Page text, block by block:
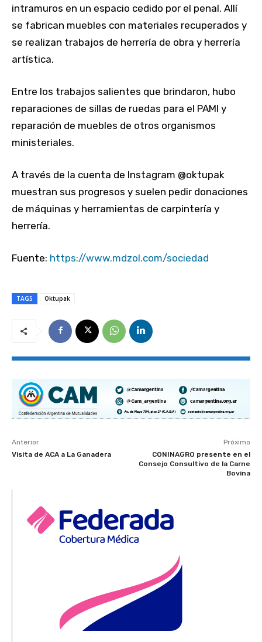
intramuros en un espacio cedido por el penal. Allí
se fabrican muebles con materiales recuperados y
se realizan trabajos de herrería de obra y herrería
artística.
Entre los trabajos salientes que brindaron, hubo
reparaciones de sillas de ruedas para el PAMI y
reparación de muebles de otros organismos
ministeriales.
A través de la cuenta de Instagram @oktupak
muestran sus progresos y suelen pedir donaciones
de máquinas y herramientas de carpintería y
herrería.
Fuente: https://www.mdzol.com/sociedad
TAGS Oktupak
Anterior
Visita de ACA a La Ganadera
Próximo
CONINAGRO presente en el
Consejo Consultivo de la Carne
Bovina